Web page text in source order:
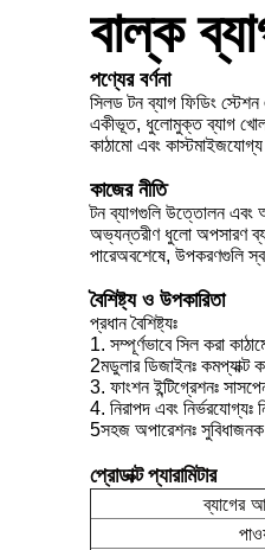
বাল্ক
পণ্যের বর্ণনা
সিলড টন ব্যাগ ফিডিং
একীভূত, ধুলোমুক্ত ব্যাগ
কাঠামো এবং
কাজের নীতি
টন ব্যাগগুলি উত্তোলন এবং
অভ্যন্তরীণ ধুলো অপসারণ
পারেঅবশেষে, উপকরণগুলি
বৈশিষ্ট্য ও উপকারিতা
প্রধান বৈশিষ্ট্যঃ
1. সম্পূর্ণভাবে সিল করা
2মডুলার ডিজাইনঃ কমপ্যাক্ট
3. ফাংশন ইন্টিগ্রেশনঃ
4. নিরাপদ এবং নির্ভরযোগ্যঃ
5সহজ অপারেশনঃ
প্রোডাক্ট প্যারামিটার
ব্যাগের